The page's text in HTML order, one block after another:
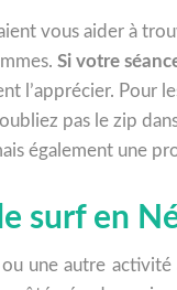
vous aider à
Si votre
l’apprécier. Pour
pas le zip
également une
surf en
une autre